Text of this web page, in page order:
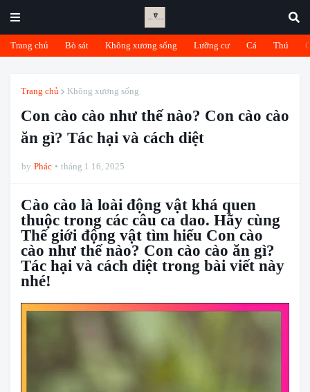
Trang chủ Bò sát Không xương sống Lưỡng cư Cá Thú
Trang chủ Không xương sống
Con cào cào như thế nào? Con cào cào
ăn gì? Tác hại và cách diệt
by Phác tháng 1 16, 2025
Cào cào là loài động vật khá quen
thuộc trong các câu ca dao. Hãy cùng
Thế giới động vật tìm hiểu Con cào
cào như thế nào? Con cào cào ăn gì?
Tác hại và cách diệt trong bài viết này
nhé!